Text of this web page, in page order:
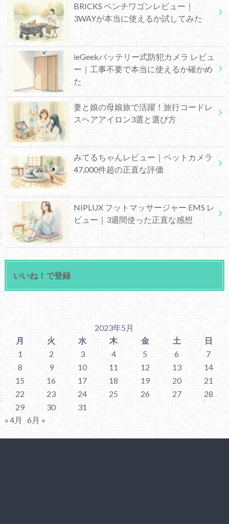
BRICKS ベンチワゴンレビュー｜
3WAYが本当に使えるか試してみた
ieGeekバッテリー式防犯カメラ レビュ
ー｜工事不要で本当に使えるか確かめ
た
妻と娘の母娘旅で活躍！旅行コードレ
スヘアアイロン3選と選び方
みてるちゃんレビュー｜ペットカメラ
47,000件超の正直な評価
NIPLUX フットマッサージャー EMS レ
ビュー｜3週間使った正直な感想
いいね！で登録
2023年5月
月
火 水 木 金 土
日
1
2 3 4 5 6
7
8
9 10 11 12 13
14
15
16 17 18 19 20
21
22
23 24 25 26 27
28
29
30
31
« 4月
6月 »